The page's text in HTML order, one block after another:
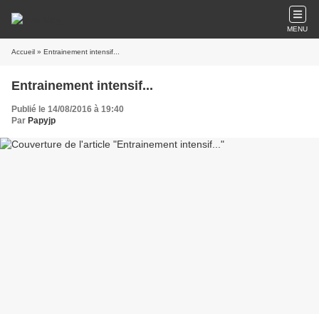
MENU
Accueil » Entrainement intensif...
Entrainement intensif...
Publié le 14/08/2016 à 19:40
Par Papyjp